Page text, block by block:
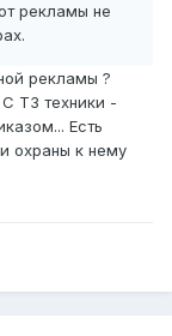
рекламы не
рекламы ?
ТЗ техники -
Есть
охраны к нему